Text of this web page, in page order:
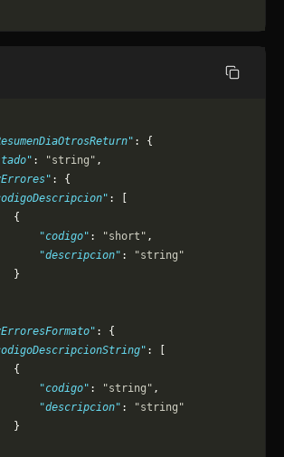
Copiar
: {
: "string" ,
: {
: [
{
"codigo"
: "short" ,
"descripcion"
:
"string"
}
: {
: [
{
"codigo"
: "string" ,
"descripcion"
:
"string"
}